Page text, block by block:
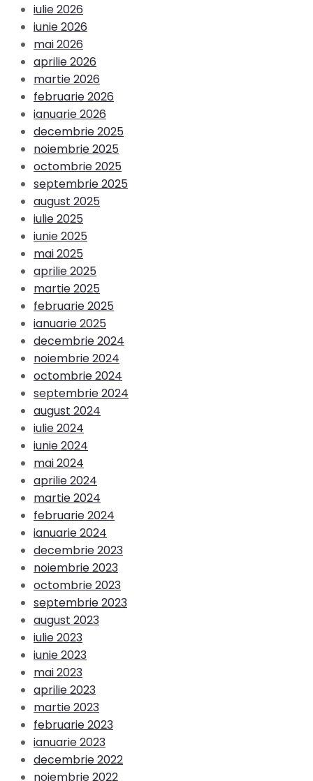
iulie 2026
iunie 2026
mai 2026
aprilie 2026
martie 2026
februarie 2026
ianuarie 2026
decembrie 2025
noiembrie 2025
octombrie 2025
septembrie 2025
august 2025
iulie 2025
iunie 2025
mai 2025
aprilie 2025
martie 2025
februarie 2025
ianuarie 2025
decembrie 2024
noiembrie 2024
octombrie 2024
septembrie 2024
august 2024
iulie 2024
iunie 2024
mai 2024
aprilie 2024
martie 2024
februarie 2024
ianuarie 2024
decembrie 2023
noiembrie 2023
octombrie 2023
septembrie 2023
august 2023
iulie 2023
iunie 2023
mai 2023
aprilie 2023
martie 2023
februarie 2023
ianuarie 2023
decembrie 2022
noiembrie 2022